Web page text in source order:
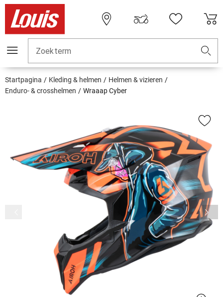
Zoekterm
Startpagina Kleding & helmen
Helmen & vizieren
Enduro- & crosshelmen
Wraaap Cyber